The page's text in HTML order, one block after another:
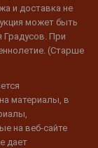
и доставка не
может быть
Градусов. При
(Старше
материалы, в
на веб-сайте
дает